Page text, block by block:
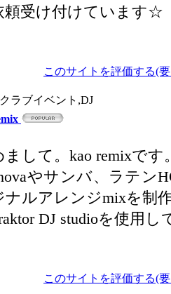
頼受け付けています☆
このサイトを評価する(
クラブイベント,DJ
まして。kao remixです
やサンバ、ラテン
ナルアレンジmixを制
DJ studioを使用
このサイトを評価する(